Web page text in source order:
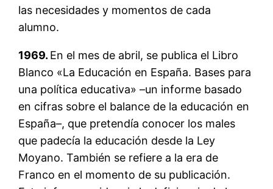
las necesidades y momentos de cada
alumno.
1969. En el mes de abril, se publica el Libro
Blanco «La Educación en España. Bases para
una política educativa» –un informe basado
en cifras sobre el balance de la educación en
España–, que pretendía conocer los males
que padecía la educación desde la Ley
Moyano. También se refiere a la era de
Franco en el momento de su publicación.